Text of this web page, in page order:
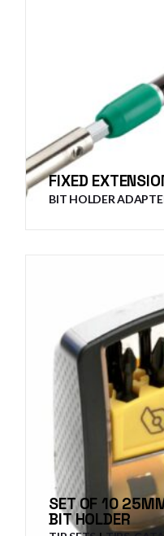
FIXED
BIT HOLDER
SET OF 10
BIT HOLDER